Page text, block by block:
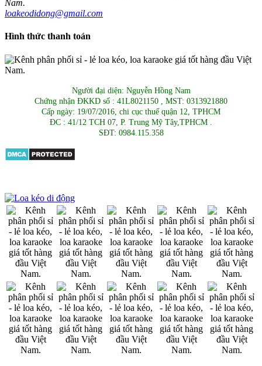
loakeodidong@gmail.com
Hình thức thanh toán
Người đại diện: Nguyễn Hồng Nam
Chứng nhận ĐKKD số : 41L8021150 , MST: 0313921880
Cấp ngày: 19/07/2016, chi cục thuế quận 12, TPHCM
ĐC : 41/12 TCH 07, P. Trung Mỹ Tây,TPHCM .
SĐT: 0984.115.358